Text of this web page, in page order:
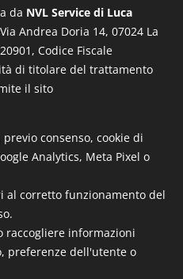
evento
da NVL Service di Luca
Andrea Doria 14, 07024 La
Codice Fiscale
di titolare del trattamento
il sito
consenso, cookie di
Analytics, Meta Pixel o
al corretto funzionamento del
raccogliere informazioni
preferenze dell'utente o